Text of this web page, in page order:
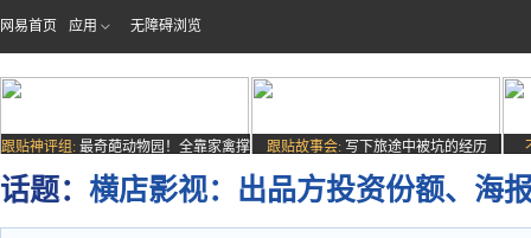
网易首页 应用 无障碍浏览
跟贴神评组: 最奇葩动物园！全靠家禽撑
场子
跟贴故事会: 写下旅途中被坑的经历
话题： 横店影视：出品方投资份额、海